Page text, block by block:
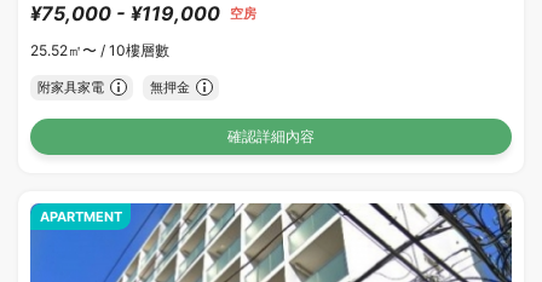
¥75,000 - ¥119,000 空房
25.52㎡〜 / 10樓層數
附家具家電 無押金
確認詳細內容
APARTMENT